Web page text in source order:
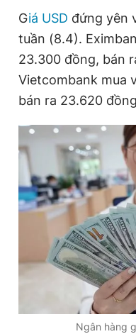
Sản phẩm khác
Tiện ích
Thông tin tòa soạn
Đọc Thanh Niên trên
Theo dõi báo trên
Giá USD đứng yên
tuần (8.4).
23.300 đồng, bán
Vietcombank mua
bán ra 23.620
Ngân hàng